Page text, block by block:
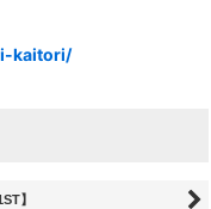
kaitori/
】